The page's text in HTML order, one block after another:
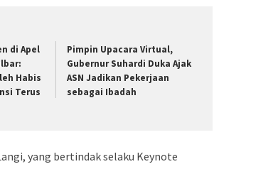
di Apel
Habis
Terus
Pimpin Upacara Virtual,
Gubernur Suhardi Duka Ajak
ASN Jadikan Pekerjaan
sebagai Ibadah
yang bertindak selaku Keynote